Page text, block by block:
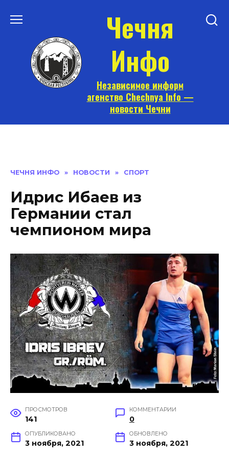
Чечня
Инфо
Независимое информ
агенство Chechnya Info —
новости Чечни
ЧЕЧНЯ ИНФО » НОВОСТИ » СПОРТ
Идрис Ибаев из
Германии стал
чемпионом мира
ПРОСМОТРОВ
141
КОММЕНТАРИИ
0
ОПУБЛИКОВАНО
3 ноября, 2021
ОБНОВЛЕНО
3 ноября, 2021